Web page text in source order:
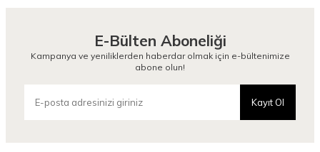
E-Bülten Aboneliği
Kampanya ve yeniliklerden haberdar olmak için e-bültenimize
abone olun!
Kayıt Ol